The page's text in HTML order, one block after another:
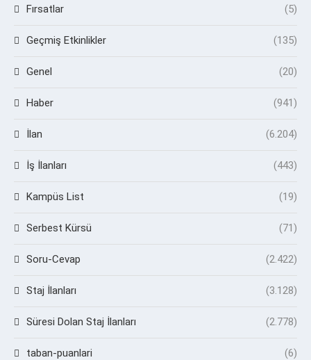
Fırsatlar (5)
Geçmiş Etkinlikler (135)
Genel (20)
Haber (941)
İlan (6.204)
İş İlanları (443)
Kampüs List (19)
Serbest Kürsü (71)
Soru-Cevap (2.422)
Staj İlanları (3.128)
Süresi Dolan Staj İlanları (2.778)
taban-puanlari (6)